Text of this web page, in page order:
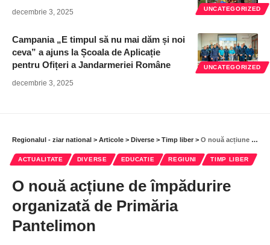
UNCATEGORIZED
decembrie 3, 2025
UNCATEGORIZED
Campania „E timpul să nu mai dăm și noi
ceva” a ajuns la Școala de Aplicație
pentru Ofițeri a Jandarmeriei Române
decembrie 3, 2025
Regionalul - ziar national > Articole > Diverse > Timp liber > O nouă acțiune de împădurire organizată de Primăria Pantelimon
ACTUALITATE DIVERSE EDUCATIE REGIUNI TIMP LIBER
O nouă acțiune de împădurire
organizată de Primăria
Pantelimon